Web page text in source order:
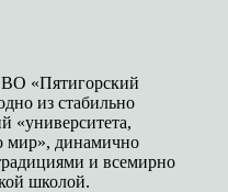
«Пятигорский
из стабильно
«университета,
мир», динамично
и всемирно
школой.